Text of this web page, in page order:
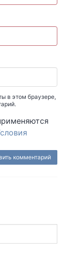
в этом браузере,